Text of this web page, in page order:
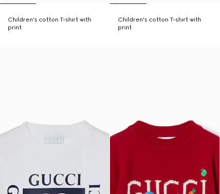
Children's cotton T-shirt with
print
Children's cotton T-shirt with
print